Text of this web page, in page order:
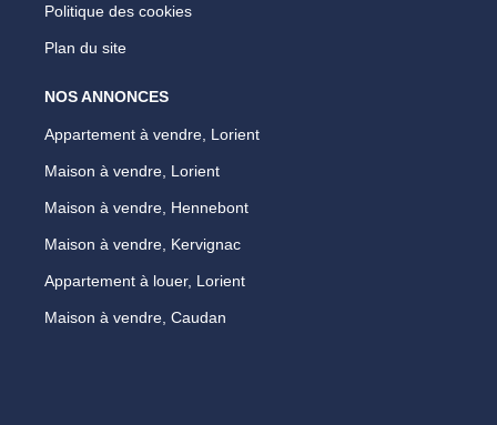
Politique des cookies
Plan du site
NOS ANNONCES
Appartement à vendre, Lorient
Maison à vendre, Lorient
Maison à vendre, Hennebont
Maison à vendre, Kervignac
Appartement à louer, Lorient
Maison à vendre, Caudan